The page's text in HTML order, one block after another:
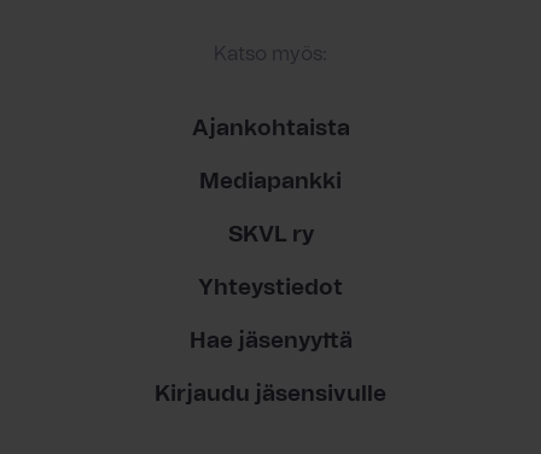
Katso myös:
Ajankohtaista
Mediapankki
SKVL ry
Yhteystiedot
Hae jäsenyyttä
Kirjaudu jäsensivulle